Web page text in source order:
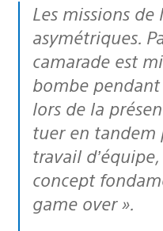
Les missions de la campagne en coopération sont pour la plupart
asymétriques.
camarade est
bombe
lors de la
tuer en tandem
travail
concept
game over ».